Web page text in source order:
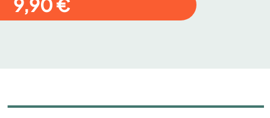
9,90 €